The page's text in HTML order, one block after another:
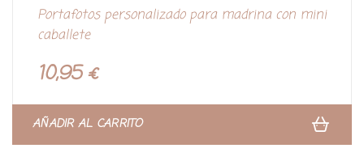
Portafotos personalizado para madrina con mini
caballete
a
o
r
o
c
0
e
10,95€
AÑADIR AL CARRITO